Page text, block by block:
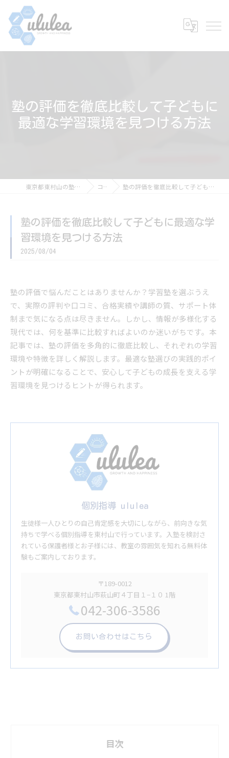
塾の評価を徹底比較して子どもに
最適な学習環境を見つける方法
東京都東村山の塾なら個別指導 ululea コラム 塾の評価を徹底比較して子どもに最適な学習環境を見つける方法
塾の評価を徹底比較して子どもに最適な学
習環境を見つける方法
2025/08/04
塾の評価で悩んだことはありませんか？学習塾を選ぶうえ
で、実際の評判や口コミ、合格実績や講師の質、サポート体
制まで気になる点は尽きません。しかし、情報が多様化する
現代では、何を基準に比較すればよいのか迷いがちです。本
記事では、塾の評価を多角的に徹底比較し、それぞれの学習
環境や特徴を詳しく解説します。最適な塾選びの実践的ポイ
ントが明確になることで、安心して子どもの成長を支える学
習環境を見つけるヒントが得られます。
個別指導 ululea
生徒様一人ひとりの自己肯定感を大切にしながら、前向きな気
持ちで学べる個別指導を東村山で行っています。入塾を検討さ
れている保護者様とお子様には、教室の雰囲気を知れる無料体
験もご案内しております。
〒189-0012
東京都東村山市萩山町４丁目１−１０ 1階
042-306-3586
お問い合わせはこちら
目次